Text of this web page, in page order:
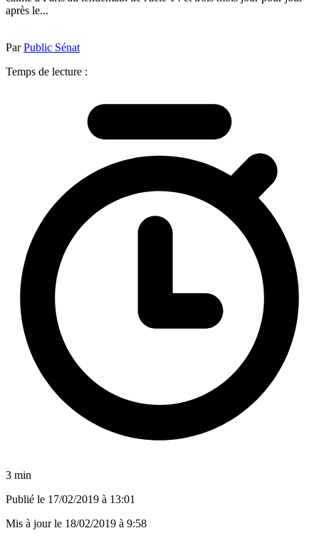
après le...
ParPublic Sénat
Temps de lecture :
3 min
Publié le 17/02/2019 à 13:01
Mis à jour le 18/02/2019 à 9:58